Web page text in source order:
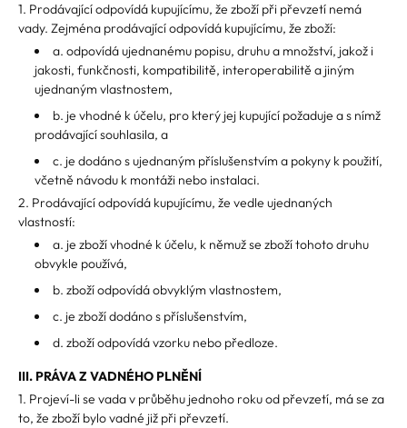
1. Prodávající odpovídá kupujícímu, že zboží při převzetí nemá
vady. Zejména prodávající odpovídá kupujícímu, že zboží:
a. odpovídá ujednanému popisu, druhu a množství, jakož i
jakosti, funkčnosti, kompatibilitě, interoperabilitě a jiným
ujednaným vlastnostem,
b. je vhodné k účelu, pro který jej kupující požaduje a s nímž
prodávající souhlasila, a
c. je dodáno s ujednaným příslušenstvím a pokyny k použití,
včetně návodu k montáži nebo instalaci.
2. Prodávající odpovídá kupujícímu, že vedle ujednaných
vlastností:
a. je zboží vhodné k účelu, k němuž se zboží tohoto druhu
obvykle používá,
b. zboží odpovídá obvyklým vlastnostem,
c. je zboží dodáno s příslušenstvím,
d. zboží odpovídá vzorku nebo předloze.
III. PRÁVA Z VADNÉHO PLNĚNÍ
1. Projeví-li se vada v průběhu jednoho roku od převzetí, má se za
to, že zboží bylo vadné již při převzetí.